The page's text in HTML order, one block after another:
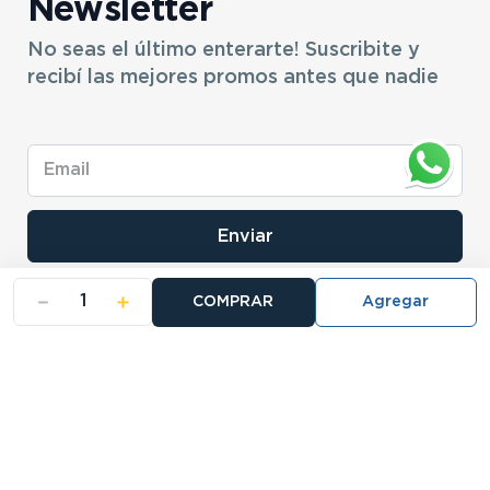
＋
－ COMPRAR
Newsletter
No seas el último enterarte! Suscribite y
recibí las mejores promos antes que nadie
Enviar